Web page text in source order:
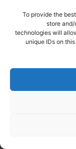
To provide the
store
technologies will
unique IDs on
רוחמה
בכפר עזה